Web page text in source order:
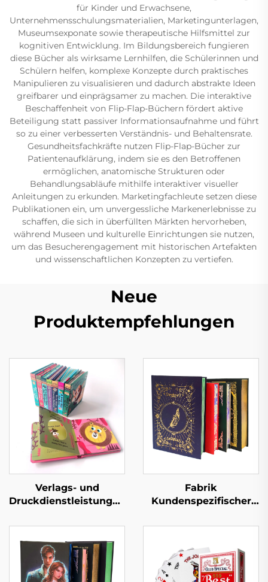
für Kinder und Erwachsene,
Unternehmensschulungsmaterialien, Marketingunterlagen,
Museumsexponate sowie therapeutische Hilfsmittel zur
kognitiven Entwicklung. Im Bildungsbereich fungieren
diese Bücher als wirksame Lernhilfen, die Schülerinnen und
Schülern helfen, komplexe Konzepte durch praktisches
Manipulieren zu visualisieren und dadurch abstrakte Ideen
greifbarer und einprägsamer zu machen. Die interaktive
Beschaffenheit von Flip-Flap-Büchern fördert aktive
Beteiligung statt passiver Informationsaufnahme und führt
so zu einer verbesserten Verständnis- und Behaltensrate.
Gesundheitsfachkräfte nutzen Flip-Flap-Bücher zur
Patientenaufklärung, indem sie es den Betroffenen
ermöglichen, anatomische Strukturen oder
Behandlungsabläufe mithilfe interaktiver visueller
Anleitungen zu erkunden. Marketingfachleute setzen diese
Publikationen ein, um unvergessliche Markenerlebnisse zu
schaffen, die sich in überfüllten Märkten hervorheben,
während Museen und kulturelle Einrichtungen sie nutzen,
um das Besucherengagement mit historischen Artefakten
und wissenschaftlichen Konzepten zu vertiefen.
Neue
Produktempfehlungen
Verlags- und
Druckdienstleistungen
Schlafgeschichten
Pappbilderbücher
Kindergarten Bildung
Hardcover Bücher
Fabrik
Kundenspezifischer
Buchdruck
Buchdruck mit
lackierten Kanten